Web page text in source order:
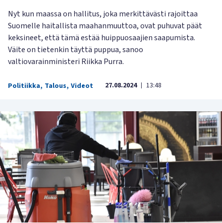
Nyt kun maassa on hallitus, joka merkittävästi rajoittaa
Suomelle haitallista maahanmuuttoa, ovat puhuvat päät
keksineet, että tämä estää huippuosaajien saapumista.
Väite on tietenkin täyttä puppua, sanoo
valtiovarainministeri Riikka Purra.
Politiikka, Talous, Videot 27.08.2024 | 13:48